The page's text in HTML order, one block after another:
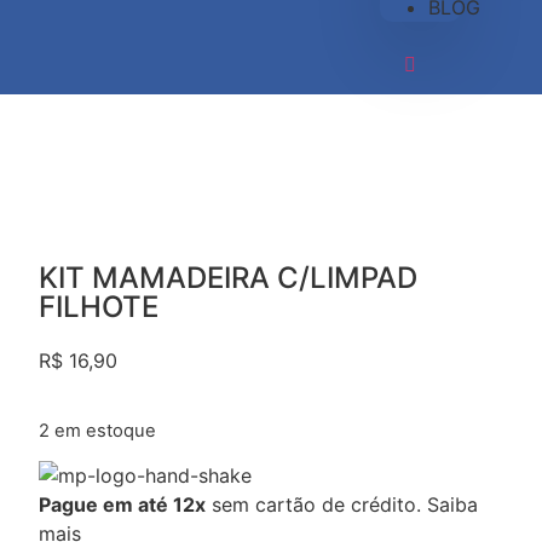
BLOG
KIT MAMADEIRA C/LIMPAD
FILHOTE
R$ 16,90
2 em estoque
Pague em até 12x sem cartão de crédito. Saiba
mais